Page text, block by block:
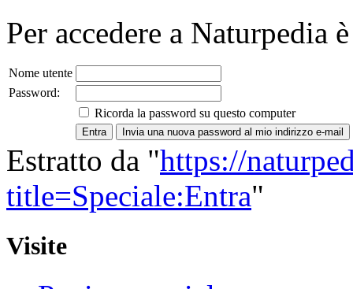
Per accedere a Naturpedia
Nome utente
Password:
Ricorda la password su questo computer
Estratto da "https://
title=Speciale:Entra"
Visite